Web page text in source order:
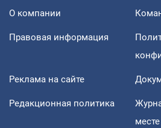
О компании
Правовая информация
Реклама на сайте
Редакционная политика